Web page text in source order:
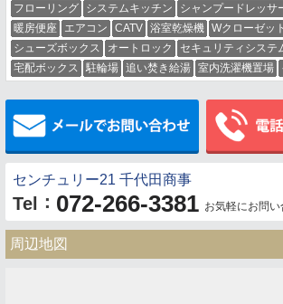
フローリング
システムキッチン シャンプードレッサ
暖房便座
エアコン CATV 浴室乾燥機 Wクローゼット
シューズボックス
オートロック セキュリティシステ
宅配ボックス
駐輪場 追い焚き給湯 室内洗濯機置場
メールでお問い
センチュリー21 千代田商事
Tel ： 072-266-3381 お気軽にお問い
周辺地図